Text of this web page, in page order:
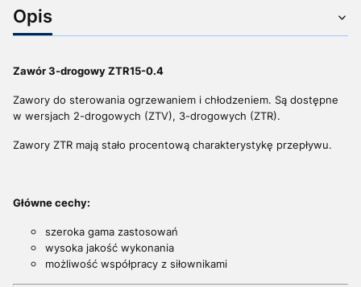
Opis
Zawór 3-drogowy ZTR15-0.4
Zawory do sterowania ogrzewaniem i chłodzeniem. Są dostępne
w wersjach 2-drogowych (ZTV), 3-drogowych (ZTR).
Zawory ZTR mają stało procentową charakterystykę przepływu.
Główne cechy:
szeroka gama zastosowań
wysoka jakość wykonania
możliwość współpracy z siłownikami